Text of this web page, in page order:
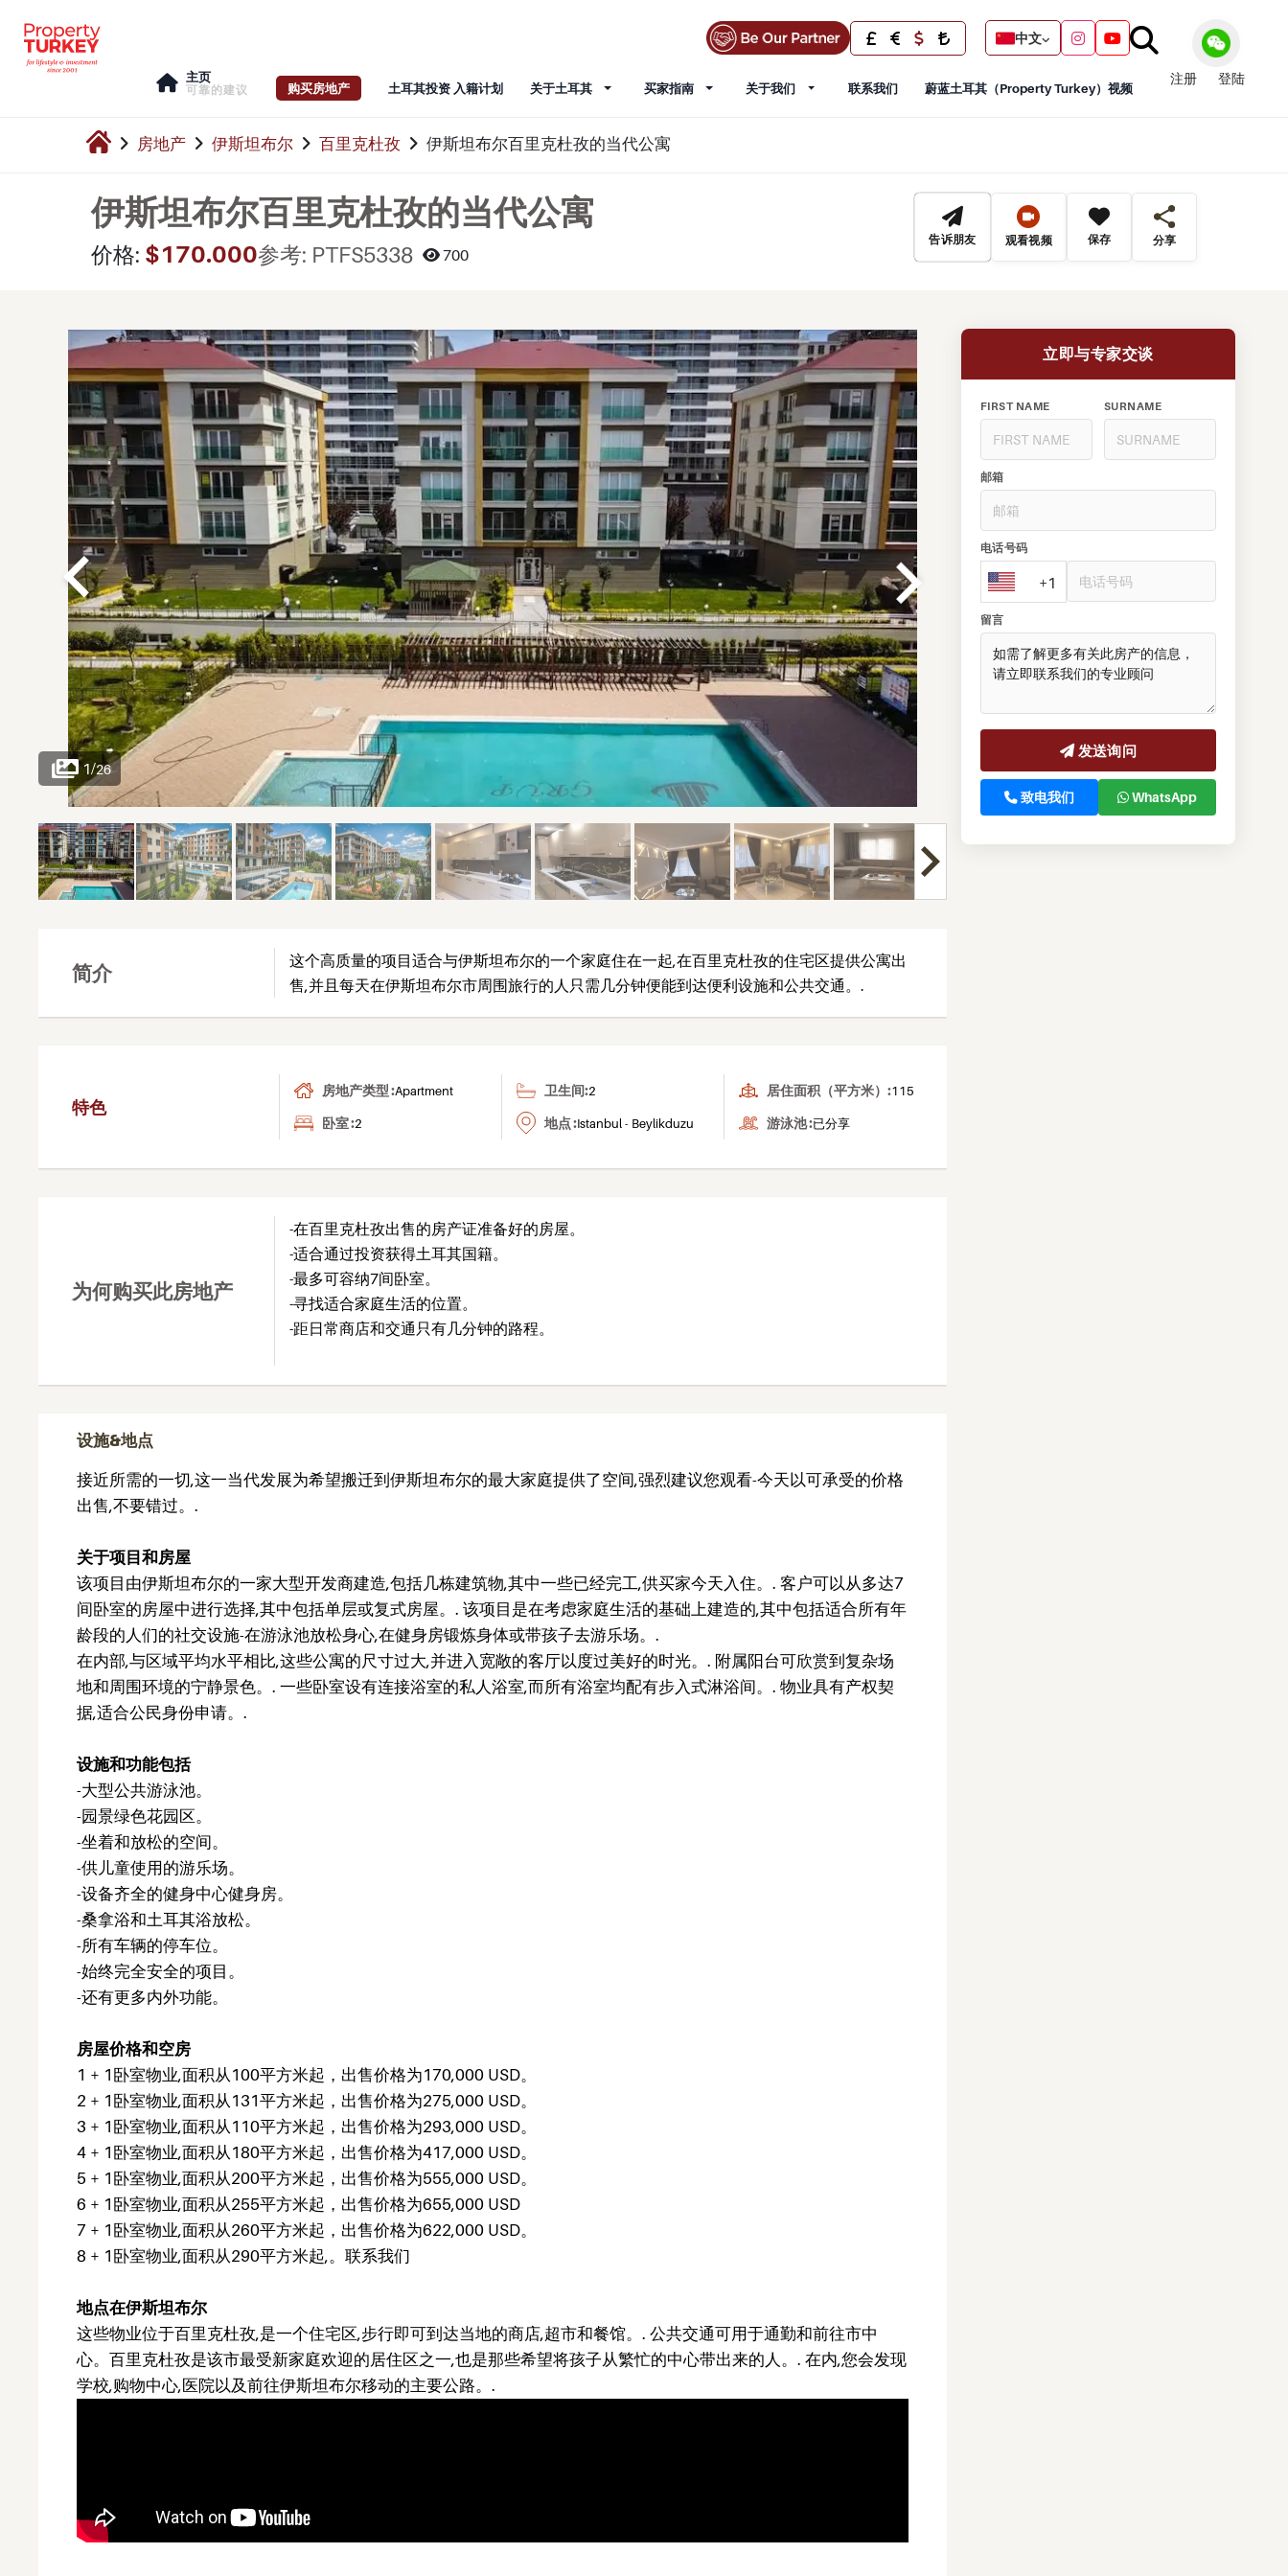
中文
主页
可靠的建议 购买房地产 土耳其投资 入籍计划 关于土耳其 买家指南 关于我们 联系我们 蔚蓝土耳其（Property Turkey）视频
注册 登陆
房地产 伊斯坦布尔 百里克杜孜 伊斯坦布尔百里克杜孜的当代公寓
伊斯坦布尔百里克杜孜的当代公寓
价格: $170.000参考: PTFS5338 700
告诉朋友 观看视频 保存 分享
1/26
简介
这个高质量的项目适合与伊斯坦布尔的一个家庭住在一起,在百里克杜孜的住宅区提供公寓出
售,并且每天在伊斯坦布尔市周围旅行的人只需几分钟便能到达便利设施和公共交通。.
特色
房地产类型 :Apartment
卧室 :2
卫生间:2
地点 :Istanbul - Beylikduzu
居住面积（平方米）:115
游泳池 :已分享
为何购买此房地产
-在百里克杜孜出售的房产证准备好的房屋。
-适合通过投资获得土耳其国籍。
-最多可容纳7间卧室。
-寻找适合家庭生活的位置。
-距日常商店和交通只有几分钟的路程。
设施&地点
接近所需的一切,这一当代发展为希望搬迁到伊斯坦布尔的最大家庭提供了空间,强烈建议您观看-今天以可承受的价格
出售,不要错过。.
关于项目和房屋
该项目由伊斯坦布尔的一家大型开发商建造,包括几栋建筑物,其中一些已经完工,供买家今天入住。. 客户可以从多达7
间卧室的房屋中进行选择,其中包括单层或复式房屋。. 该项目是在考虑家庭生活的基础上建造的,其中包括适合所有年
龄段的人们的社交设施-在游泳池放松身心,在健身房锻炼身体或带孩子去游乐场。.
在内部,与区域平均水平相比,这些公寓的尺寸过大,并进入宽敞的客厅以度过美好的时光。. 附属阳台可欣赏到复杂场
地和周围环境的宁静景色。. 一些卧室设有连接浴室的私人浴室,而所有浴室均配有步入式淋浴间。. 物业具有产权契
据,适合公民身份申请。.
设施和功能包括
-大型公共游泳池。
-园景绿色花园区。
-坐着和放松的空间。
-供儿童使用的游乐场。
-设备齐全的健身中心健身房。
-桑拿浴和土耳其浴放松。
-所有车辆的停车位。
-始终完全安全的项目。
-还有更多内外功能。
房屋价格和空房
1 + 1卧室物业,面积从100平方米起，出售价格为170,000 USD。
2 + 1卧室物业,面积从131平方米起，出售价格为275,000 USD。
3 + 1卧室物业,面积从110平方米起，出售价格为293,000 USD。
4 + 1卧室物业,面积从180平方米起，出售价格为417,000 USD。
5 + 1卧室物业,面积从200平方米起，出售价格为555,000 USD。
6 + 1卧室物业,面积从255平方米起，出售价格为655,000 USD
7 + 1卧室物业,面积从260平方米起，出售价格为622,000 USD。
8 + 1卧室物业,面积从290平方米起,。联系我们
地点在伊斯坦布尔
这些物业位于百里克杜孜,是一个住宅区,步行即可到达当地的商店,超市和餐馆。. 公共交通可用于通勤和前往市中
心。百里克杜孜是该市最受新家庭欢迎的居住区之一,也是那些希望将孩子从繁忙的中心带出来的人。. 在内,您会发现
学校,购物中心,医院以及前往伊斯坦布尔移动的主要公路。.
立即与专家交谈
FIRST NAME SURNAME
邮箱
电话号码
+1
留言
发送询问
致电我们 WhatsApp